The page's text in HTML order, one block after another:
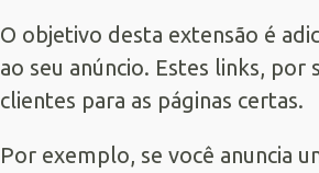
O objetivo desta extensão é
ao seu anúncio. Estes links, por
clientes para as páginas certas.
Por exemplo, se você anuncia